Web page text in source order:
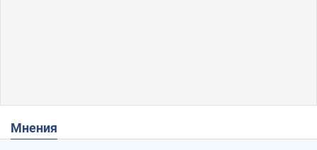
Мнения